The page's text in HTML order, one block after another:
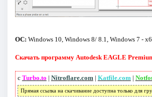
ОС: Windows 10, Windows 8/ 8.1, Windows 7 -
Скачать программу Autodesk EAGLE
с Turbo.to | Nitroflare.com| Katfile.com|
Прямая ссылка на скачивание доступна только для